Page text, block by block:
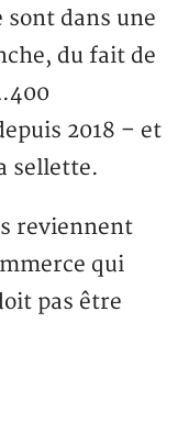
dans une
du fait de
2018 – et
sellette.
reviennent
qui
pas être